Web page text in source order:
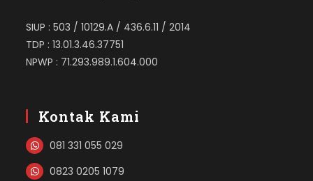
SIUP : 503 / 10129.A / 436.6.11 / 2014
TDP : 13.01.3.46.37751
NPWP : 71.293.989.1.604.000
Kontak Kami
081 331 055 029
0823 0205 1079